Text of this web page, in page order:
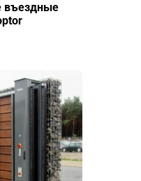
въездные